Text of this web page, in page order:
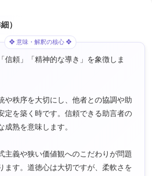
）
信頼」「精神的な導き」を象徴しま
や秩序を大切にし、他者との協調や助
定を築く時です。信頼できる助言者の
成熟を意味します。
主義や狭い価値観へのこだわりが問題
ます。道徳心は大切ですが、柔軟さを